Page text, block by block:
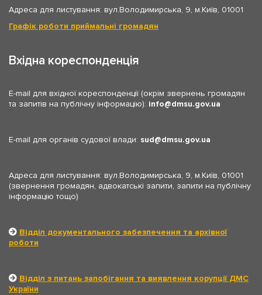
Адреса для листування: вул.Володимирська, 9, м.Київ, 01001
Графік роботи приймальні громадян
Вхідна кореспонденція
E-mail для вхідної кореспонденції (окрім звернень громадян
та запитів на публічну інформацію): info dmsu.gov.ua
E-mail для органів судової влади: sud dmsu.gov.ua
Адреса для листування: вул.Володимирська, 9, м.Київ, 01001
(звернення громадян, адвокатські запити, запити на публічну
інформацію тощо)
Відділ документального забезпечення та архівної
роботи
Відділ з питань запобігання та виявлення корупції ДМС
України